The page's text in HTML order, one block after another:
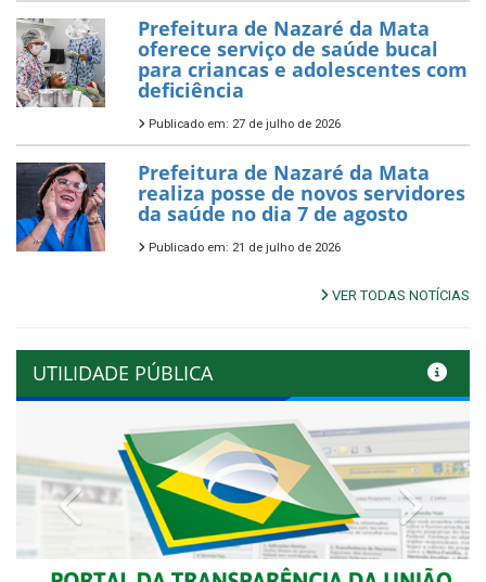
Prefeitura de Nazaré da Mata
oferece serviço de saúde bucal
para criancas e adolescentes com
deficiência
Publicado em: 27 de julho de 2026
Prefeitura de Nazaré da Mata
realiza posse de novos servidores
da saúde no dia 7 de agosto
Publicado em: 21 de julho de 2026
VER TODAS NOTÍCIAS
UTILIDADE PÚBLICA
Previous Next